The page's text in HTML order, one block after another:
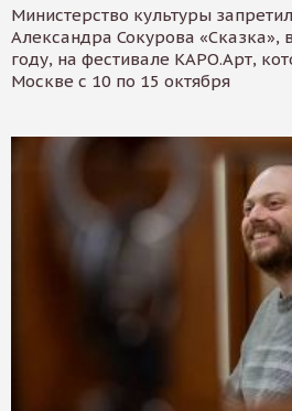
Министерство культуры
Александра Сокурова
году, на фестивале КАРО.Арт,
Москве с 10 по 15 октября